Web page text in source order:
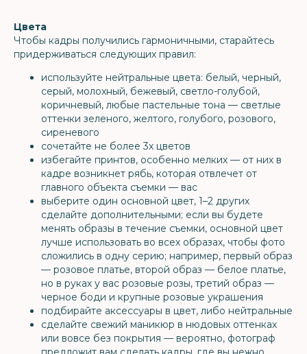
Цвета
Чтобы кадры получились гармоничными, старайтесь
придерживаться следующих правил:
используйте нейтральные цвета: белый, черный,
серый, молоxный, бежевый, светло-голубой,
коричневый, любые пастельные тона — светлые
оттенки зеленого, желтого, голубого, розового,
сиреневого
сочетайте не более 3х цветов
избегайте принтов, особенно мелких — от них в
кадре возникнет рябь, которая отвлечет от
главного объекта съемки — вас
выберите один основной цвет, 1–2 других
сделайте дополнительными; если вы будете
менять образы в течение съемки, основной цвет
лучше использовать во всех образах, чтобы фото
сложились в одну серию; например, первый образ
— розовое платье, второй образ — белое платье,
но в руках у вас розовые розы, третий образ —
черное боди и крупные розовые украшения
подбирайте аксессуары в цвет, либо нейтральные
сделайте свежий маникюр в нюдовых оттенках
или вовсе без покрытия — вероятно, фотограф